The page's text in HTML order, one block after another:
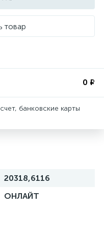
товар
0 ₽
банковские карты
20318,6116
ОНЛАЙТ